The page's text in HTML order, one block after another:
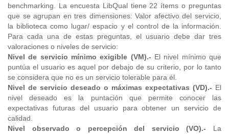
benchmarking. La encuesta LibQual tiene 22 ítems o preguntas
que se agrupan en tres dimensiones: Valor afectivo del servicio,
la biblioteca como lugar/ espacio y el control de la información.
Para cada una de estas preguntas, el usuario debe dar tres
valoraciones o niveles de servicio:
Nivel de servicio mínimo exigible (VM).- El nivel mínimo que
puntúa el usuario es aquel por debajo de su criterio, por lo tanto
se considera que no es un servicio tolerable para él.
Nivel de servicio deseado o máximas expectativas (VD).- El
nivel deseado es la puntación que permite conocer las
expectativas futuras del usuario para obtener un servicio de
calidad.
Nivel observado o percepción del servicio (VO).- La